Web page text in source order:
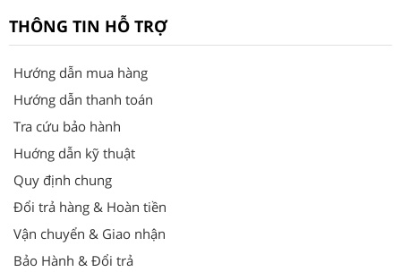
THÔNG TIN HỖ TRỢ
Hướng dẫn mua hàng
Hướng dẫn thanh toán
Tra cứu bảo hành
Huớng dẫn kỹ thuật
Quy định chung
Đổi trả hàng & Hoàn tiền
Vận chuyển & Giao nhận
Bảo Hành & Đổi trả